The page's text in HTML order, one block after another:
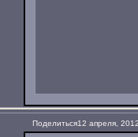
Поделиться12 апреля,